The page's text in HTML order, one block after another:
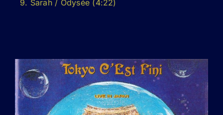
9. Sarah / Odysée (4:22)